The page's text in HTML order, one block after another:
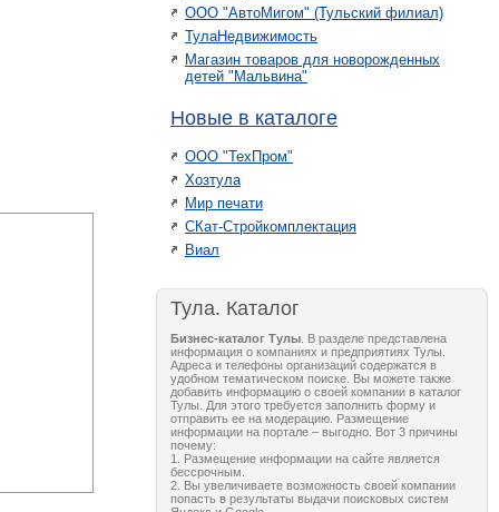
ООО "АвтоМигом" (Тульский филиал)
ТулаНедвижимость
Магазин товаров для новорожденных
детей "Мальвина"
Новые в каталоге
ООО "ТехПром"
Хозтула
Мир печати
СКат-Стройкомплектация
Виал
Тула. Каталог
Бизнес-каталог Тулы . В разделе представлена
информация о компаниях и предприятиях Тулы.
Адреса и телефоны организаций содержатся в
удобном тематическом поиске. Вы можете также
добавить информацию о своей компании в каталог
Тулы. Для этого требуется заполнить форму и
отправить ее на модерацию. Размещение
информации на портале – выгодно. Вот 3 причины
почему:
1. Размещение информации на сайте является
бессрочным.
2. Вы увеличиваете возможность своей компании
попасть в результаты выдачи поисковых систем